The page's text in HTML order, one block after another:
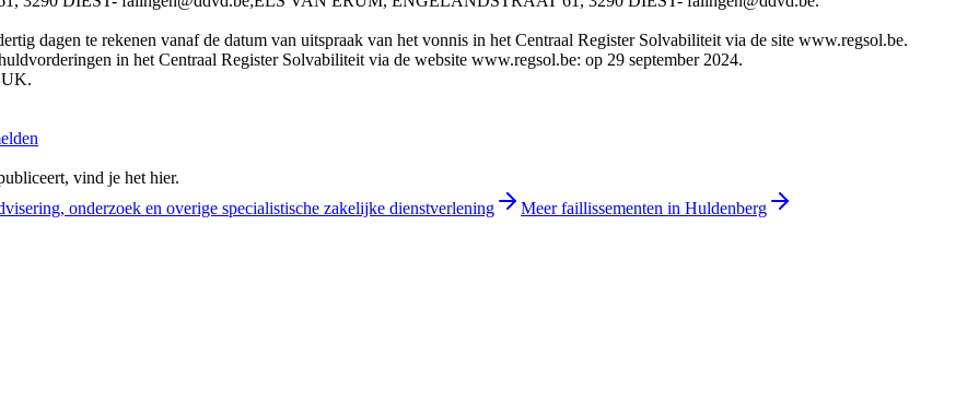
dagen te rekenen vanaf de datum van uitspraak van het vonnis in het Centraal Register Solvabiliteit via de site www.regsol.be.
in het Centraal Register Solvabiliteit via de website www.regsol.be: op 29 september 2024.
vind je het hier.
onderzoek en overige specialistische zakelijke dienstverlening
Meer faillissementen in Huldenberg